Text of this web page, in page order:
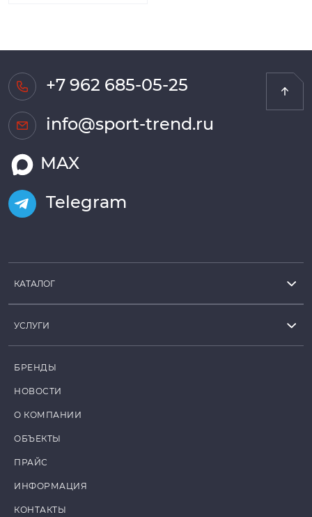
+7 962 685-05-25
info@sport-trend.ru
MAX
Telegram
КАТАЛОГ
УСЛУГИ
БРЕНДЫ
НОВОСТИ
О КОМПАНИИ
ОБЪЕКТЫ
ПРАЙС
ИНФОРМАЦИЯ
КОНТАКТЫ